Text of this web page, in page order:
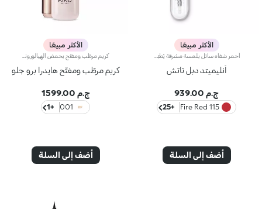
الأكثر مبيعًا
أنليميتد دبل تاتش
ج.م 939.00
115 Fire Red
+25
أضف إلى السلة
الأكثر مبيعًا
كريم مرطّب ومفتّح هايدرا برو جلو
ج.م 1599.00
001
+1
أضف إلى السلة